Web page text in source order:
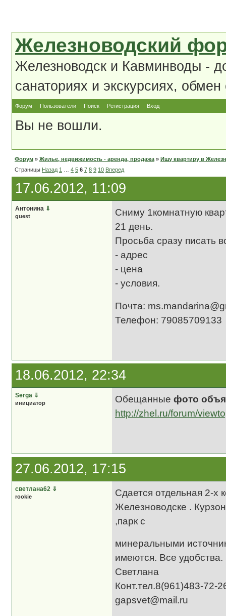
Железноводский
Железноводск и Кавминводы -
санаториях и экскурсиях,
Форум Пользователи Поиск Регистрация Вход
Вы не вошли.
Форум » Жилье, недвижимость - аренда, продажа » Ищу квартиру в
Страницы Назад 1 4 5 6 7 8 9 10 Вперед
17.06.2012, 11:09
Антонина ⇓
guest
Сниму 1комнатную
21 день.
Просьба сразу писать
- адрес
- цена
- условия.
Почта:
Телефон: 79085709133
18.06.2012, 22:34
Serga ⇓
инициатор Обещанные фото
http://zhel.ru/forum/
27.06.2012, 17:15
светлана62 ⇓
rookie
Сдается отдельная 2-х
Железноводске .
,парк с
минеральными
имеются. Все удобства.
Светлана
Конт.тел.8(961)483-72-
gapsvet@mail.ru